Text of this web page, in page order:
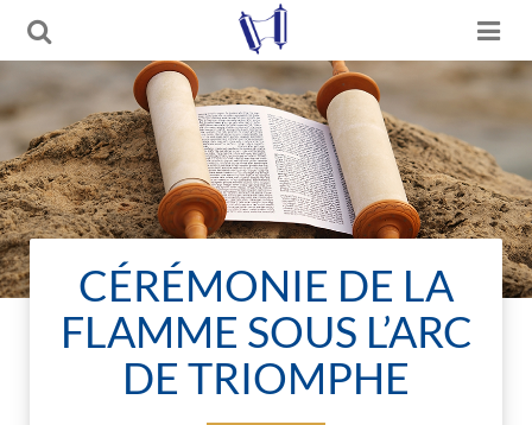
CÉRÉMONIE DE LA
FLAMME SOUS L’ARC
DE TRIOMPHE